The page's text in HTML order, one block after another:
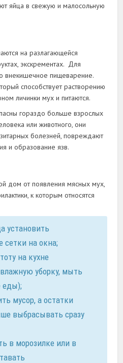
яйца в свежую и малосольную
на разлагающейся
экскрементах. Для
внекишечное пищеварение.
способствует растворению
личинки мух и питаются.
гораздо больше взрослых
или животного, они
болезней, повреждают
и образование язв.
дом от появления мясных мух,
к которым относятся
установить
сетки на окна;
на кухне
уборку, мыть
еды);
мусор, а остатки
выбрасывать сразу
в морозилке или в